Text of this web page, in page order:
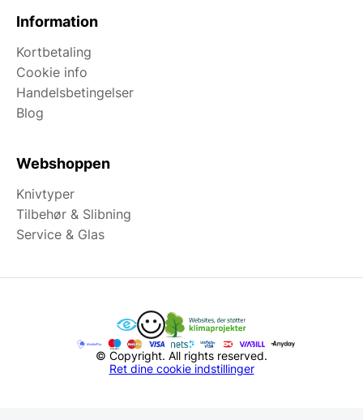
Information
Kortbetaling
Cookie info
Handelsbetingelser
Blog
Webshoppen
Knivtyper
Tilbehør & Slibning
Service & Glas
© Copyright. All rights reserved.
Ret dine cookie indstillinger